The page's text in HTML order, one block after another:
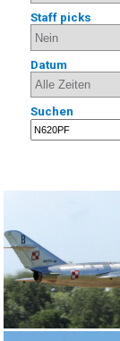
Staff picks
Datum
Suchen